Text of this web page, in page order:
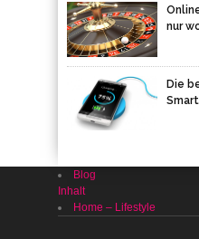
nur
Die
Blog
Inhalt
Home – Lifestyle